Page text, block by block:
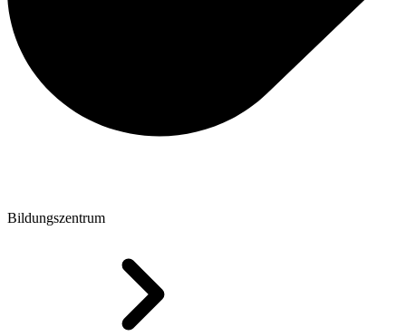
Bildungszentrum